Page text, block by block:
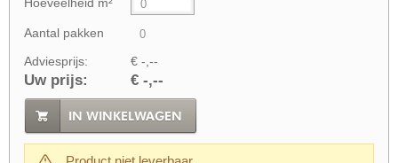
Aantal pakken
Adviesprijs: € -,--
Uw prijs: € -,--
IN WINKELWAGEN